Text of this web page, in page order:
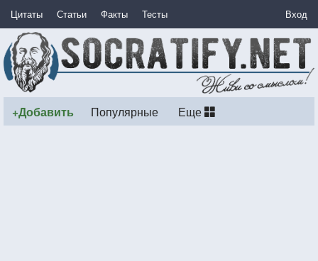
Цитаты Статьи Факты Тесты Вход
+Добавить Популярные Еще